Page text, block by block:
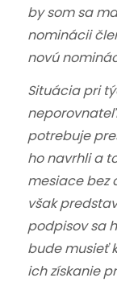
by som sa
nominácii
novú
Situácia pri
potrebuje
ho navrhli a
mesiace bez
však
podpisov sa
bude musieť
ich získanie